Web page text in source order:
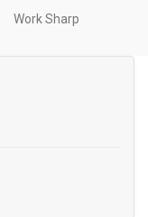
Work Sharp